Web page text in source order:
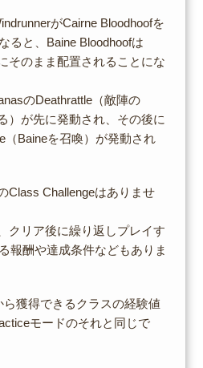
がCairne Bloodhoofを
ると、Baine Bloodhoofは
そのまま配置されることにな
のDeathrattle（敵陣の
）が先に発動され、その後に
（Baineを召喚）が発動され
Class Challengeはありませ
クリア後に繰り返しプレイす
報酬や達成条件などもありま
獲得できるクラスの経験値
モードのそれと同じで